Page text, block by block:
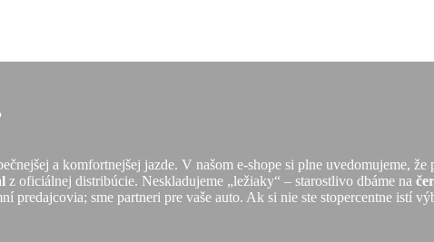
a komfortnejšej jazde. V našom e-shope si plne uvedomujeme,
z oficiálnej distribúcie. Neskladujeme „ležiaky“ – starostlivo dbáme na
predajcovia; sme partneri pre vaše auto. Ak si nie ste stopercentne istí